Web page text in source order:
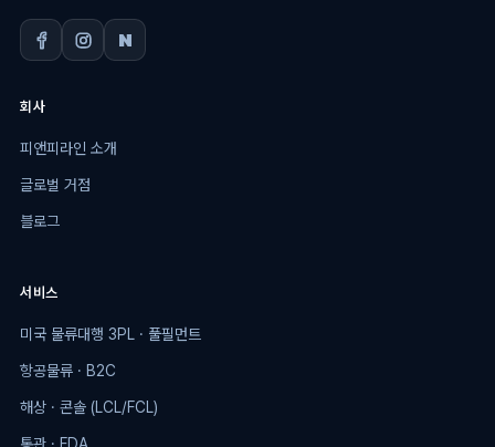
회사
피앤피라인 소개
글로벌 거점
블로그
서비스
미국 물류대행 3PL · 풀필먼트
항공물류 · B2C
해상 · 콘솔 (LCL/FCL)